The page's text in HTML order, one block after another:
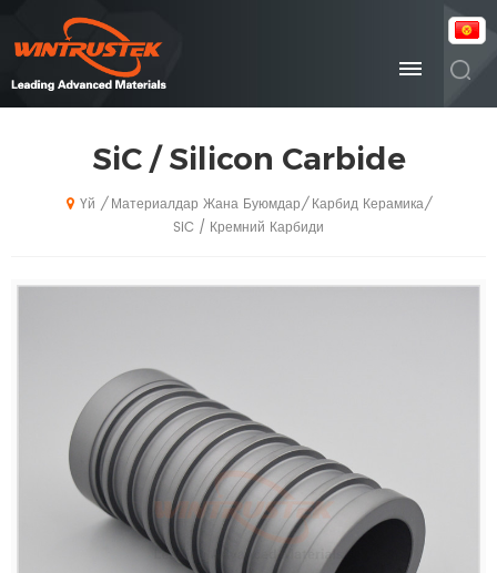
SiC / Silicon Carbide
Үй / Материалдар Жана Буюмдар/ Карбид Керамика/
SiC / Кремний Карбиди